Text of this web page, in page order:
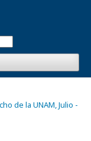
de la UNAM, Julio -